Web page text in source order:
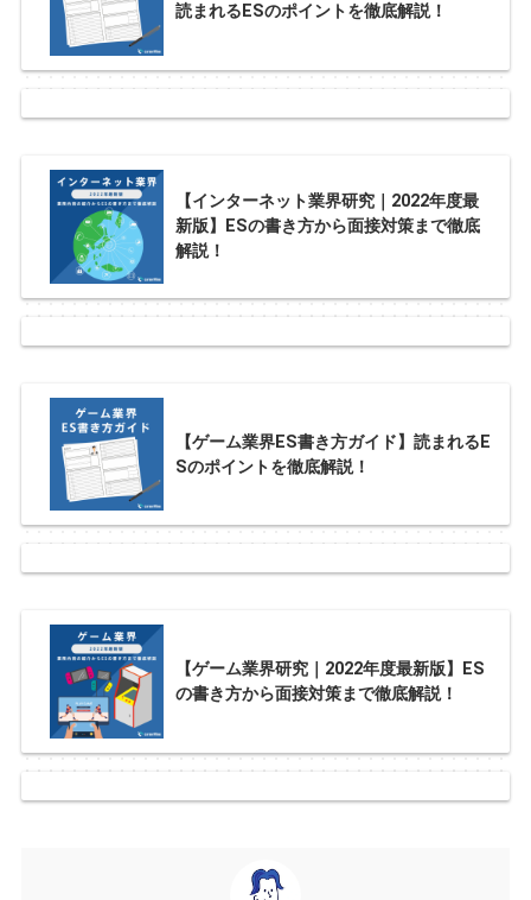
読まれるESのポイントを徹底解説！
【インターネット業界研究｜2022年度最
新版】ESの書き方から面接対策まで徹底
解説！
【ゲーム業界ES書き方ガイド】読まれるE
Sのポイントを徹底解説！
【ゲーム業界研究｜2022年度最新版】ES
の書き方から面接対策まで徹底解説！